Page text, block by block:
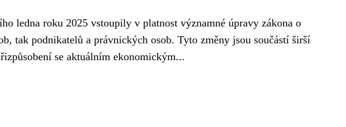
ledna roku 2025 vstoupily v platnost významné úpravy zákona o
tak podnikatelů a právnických osob. Tyto změny jsou součástí širší
se aktuálním ekonomickým...